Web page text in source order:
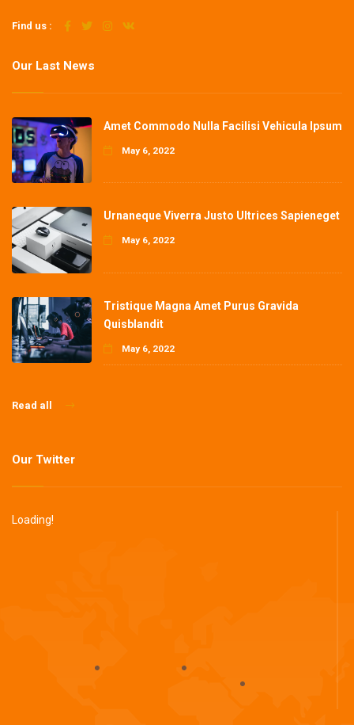
Find us :
Our Last News
Amet Commodo Nulla Facilisi Vehicula Ipsum
May 6, 2022
Urnaneque Viverra Justo Ultrices Sapieneget
May 6, 2022
Tristique Magna Amet Purus Gravida
Quisblandit
May 6, 2022
Read all
Our Twitter
Loading!